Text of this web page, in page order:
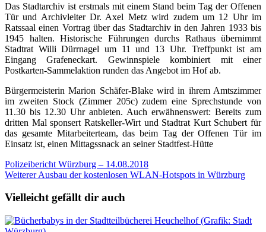
Das Stadtarchiv ist erstmals mit einem Stand beim Tag der Offenen
Tür und Archivleiter Dr. Axel Metz wird zudem um 12 Uhr im
Ratssaal einen Vortrag über das Stadtarchiv in den Jahren 1933 bis
1945 halten. Historische Führungen durchs Rathaus übernimmt
Stadtrat Willi Dürrnagel um 11 und 13 Uhr. Treffpunkt ist am
Eingang Grafeneckart. Gewinnspiele kombiniert mit einer
Postkarten-Sammelaktion runden das Angebot im Hof ab.
Bürgermeisterin Marion Schäfer-Blake wird in ihrem Amtszimmer
im zweiten Stock (Zimmer 205c) zudem eine Sprechstunde von
11.30 bis 12.30 Uhr anbieten. Auch erwähnenswert: Bereits zum
dritten Mal sponsert Ratskeller-Wirt und Stadtrat Kurt Schubert für
das gesamte Mitarbeiterteam, das beim Tag der Offenen Tür im
Einsatz ist, einen Mittagssnack an seiner Stadtfest-Hütte
Beitragsnavigation
Polizeibericht Würzburg – 14.08.2018
Weiterer Ausbau der kostenlosen WLAN-Hotspots in Würzburg
Vielleicht gefällt dir auch